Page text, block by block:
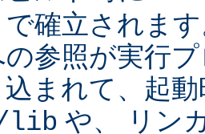
確立されま
参照が実行
まれて、起
lib や、 リン